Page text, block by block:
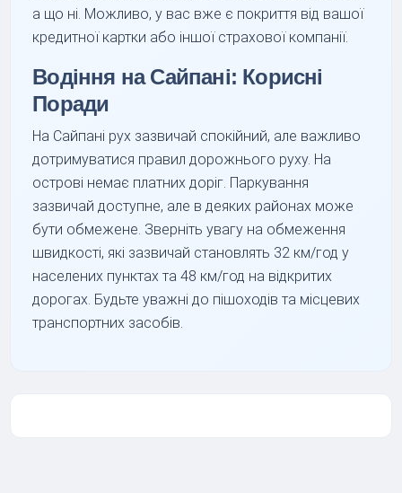
а що ні. Можливо, у вас вже є покриття від вашої
кредитної картки або іншої страхової компанії.
Водіння на Сайпані: Корисні
Поради
На Сайпані рух зазвичай спокійний, але важливо
дотримуватися правил дорожнього руху. На
острові немає платних доріг. Паркування
зазвичай доступне, але в деяких районах може
бути обмежене. Зверніть увагу на обмеження
швидкості, які зазвичай становлять 32 км/год у
населених пунктах та 48 км/год на відкритих
дорогах. Будьте уважні до пішоходів та місцевих
транспортних засобів.